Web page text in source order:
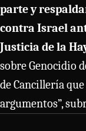
parte y
contra Israel
Justicia de la
sobre Genocidio
de Cancillería
argumentos”,